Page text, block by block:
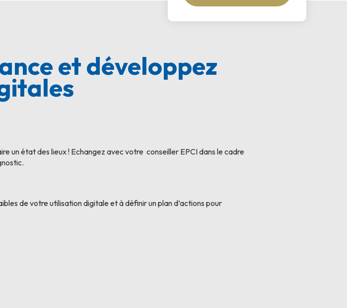
et développez
un état des lieux ! Echangez avec votre conseiller EPCI dans le cadre
de votre utilisation digitale et à définir un plan d’actions pour